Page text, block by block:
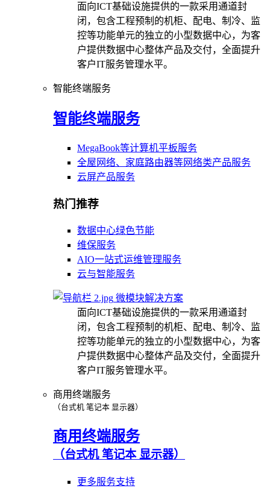
面向ICT基础设施提供的一款采用通道封
闭，包含工程预制的机柜、配电、制冷、监
控等功能单元的独立的小型数据中心，为客
户提供数据中心整体产品及交付，全面提升
客户IT服务管理水平。
智能终端服务
智能终端服务
MegaBook等计算机平板服务
全屋网络、家庭路由器等网络类产品服务
云屏产品服务
热门推荐
数据中心绿色节能
维保服务
AIO一站式运维管理服务
云与智能服务
微模块解决方案
面向ICT基础设施提供的一款采用通道封
闭，包含工程预制的机柜、配电、制冷、监
控等功能单元的独立的小型数据中心，为客
户提供数据中心整体产品及交付，全面提升
客户IT服务管理水平。
商用终端服务
（台式机 笔记本 显示器）
商用终端服务
（台式机 笔记本 显示器）
更多服务支持